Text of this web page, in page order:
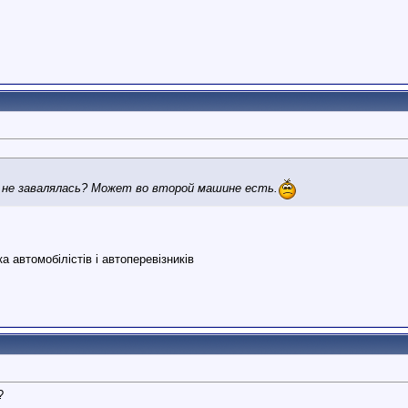
завалялась? Может во второй машине есть.
і автоперевізників